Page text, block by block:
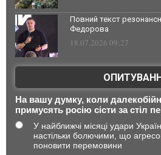
Повний текст
Федорова
18.07.2026 09:27
На вашу думку, коли
примусять росію сісти за стіл
У найближчі місяці удари
настільки болючими, що
поновити перемовини